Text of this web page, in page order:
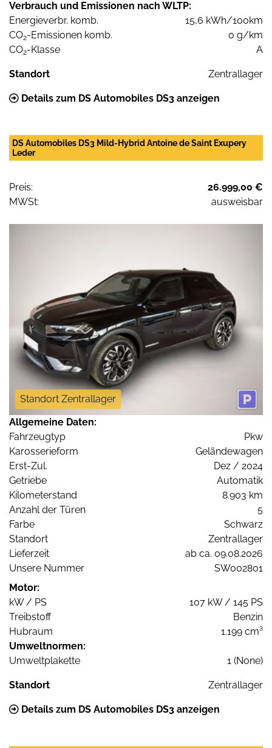
Verbrauch und Emissionen nach WLTP:
Energieverbr. komb.
15,6 kWh/100km
CO2-Emissionen komb.
0 g/km
CO2-Klasse A
Standort Zentrallager
Details zum DS Automobiles DS3 anzeigen
DS Automobiles DS3 Mild-Hybrid Antoine de Saint Exupery
Leder
Preis:
26.999,00 €
MWSt:
ausweisbar
Standort Zentrallager
Allgemeine Daten:
Fahrzeugtyp
Pkw
Karosserieform
Geländewagen
Erst-Zul.
Dez / 2024
Getriebe
Automatik
Kilometerstand
8.903 km
Anzahl der Türen
5
Farbe
Schwarz
Standort
Zentrallager
Lieferzeit
ab ca. 09.08.2026
Unsere Nummer
SW002801
Motor:
kW / PS
107 kW / 145 PS
Treibstoff
Benzin
Hubraum
1.199 cm³
Umweltnormen:
Umweltplakette
1 (None)
Standort Zentrallager
Details zum DS Automobiles DS3 anzeigen